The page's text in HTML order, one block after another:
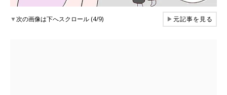
▼次の画像は下へスクロール (4/9) ▶元記事を見る